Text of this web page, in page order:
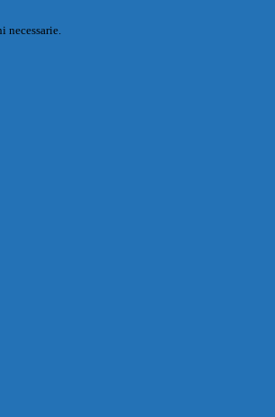
necessarie.